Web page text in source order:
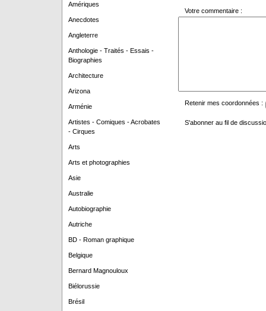
Amériques
Anecdotes
Angleterre
Anthologie - Traités - Essais -
Biographies
Architecture
Arizona
Arménie
Artistes - Comiques - Acrobates
- Cirques
Arts
Arts et photographies
Asie
Australie
Autobiographie
Autriche
BD - Roman graphique
Belgique
Bernard Magnouloux
Biélorussie
Brésil
Votre commentaire :
Retenir mes coordonnées :
S'abonner au fil de